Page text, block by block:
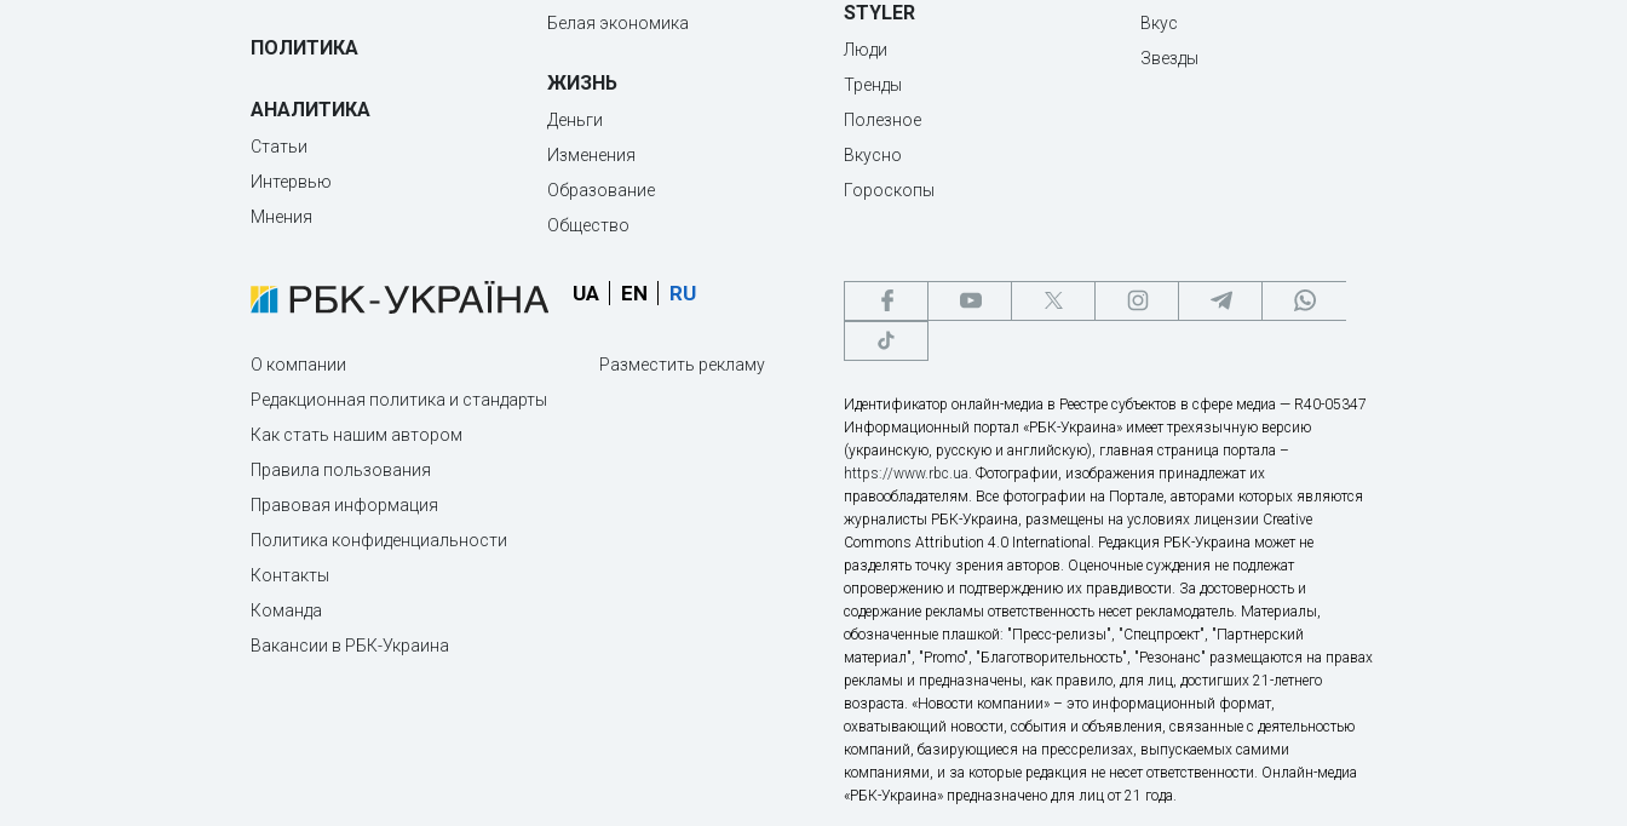
ПОЛИТИКА
АНАЛИТИКА
Статьи
Интервью
Мнения
Белая экономика
ЖИЗНЬ
Деньги
Изменения
Образование
Общество
STYLER
Люди
Тренды
Полезное
Вкусно
Гороскопы
Вкус
Звезды
UA EN RU
О компании
Редакционная политика и стандарты
Как стать нашим автором
Правила пользования
Правовая информация
Политика конфиденциальности
Контакты
Команда
Вакансии в РБК-Украина
Разместить рекламу
Идентификатор онлайн-медиа в Реестре субъектов в сфере медиа — R40-05347
Информационный портал «РБК-Украина» имеет трехязычную версию
(украинскую, русскую и английскую), главная страница портала –
https://www.rbc.ua. Фотографии, изображения принадлежат их
правообладателям. Все фотографии на Портале, авторами которых являются
журналисты РБК-Украина, размещены на условиях лицензии Creative
Commons Attribution 4.0 International. Редакция РБК-Украина может не
разделять точку зрения авторов. Оценочные суждения не подлежат
опровержению и подтверждению их правдивости. За достоверность и
содержание рекламы ответственность несет рекламодатель. Материалы,
обозначенные плашкой: "Пресс-релизы", "Спецпроект", "Партнерский
материал", "Promo", "Благотворительность", "Резонанс" размещаются на правах
рекламы и предназначены, как правило, для лиц, достигших 21-летнего
возраста. «Новости компании» – это информационный формат,
охватывающий новости, события и объявления, связанные с деятельностью
компаний, базирующиеся на прессрелизах, выпускаемых самими
компаниями, и за которые редакция не несет ответственности. Онлайн-медиа
«РБК-Украина» предназначено для лиц от 21 года.